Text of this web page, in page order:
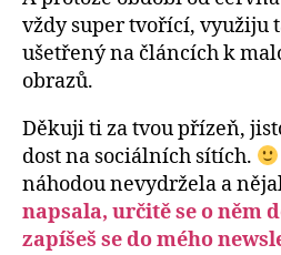
vždy super tvořící, využiju
ušetřený na článcích k
obrazů.
Děkuji ti za tvou přízeň,
dost na sociálních sítích.
náhodou nevydržela a
napsala, určitě se o něm
zapíšeš se do mého